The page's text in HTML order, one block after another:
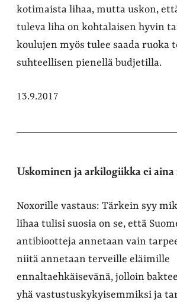
kotimaista lihaa, mutta uskon,
tuleva liha on kohtalaisen hyvin
koulujen myös tulee saada ruoka
suhteellisen pienellä budjetilla.
13.9.2017
Uskominen ja arkilogiikka ei
Noxorille vastaus: Tärkein syy
lihaa tulisi suosia on se, että
antibiootteja annetaan vain
niitä annetaan terveille eläimille
ennaltaehkäisevänä, jolloin
yhä vastustuskykyisemmiksi ja